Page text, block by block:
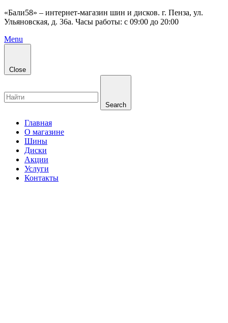
«Бали58» – интернет-магазин шин и дисков. г. Пенза, ул.
Ульяновская, д. 36а. Часы работы: с 09:00 до 20:00
Menu
Close
Search
Главная
О магазине
Шины
Диски
Акции
Услуги
Контакты